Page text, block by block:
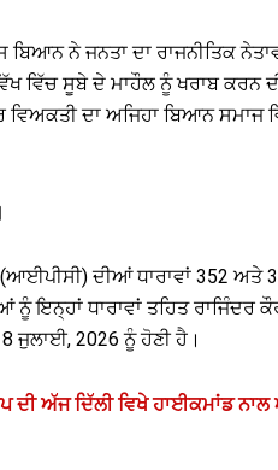
ਨੇ ਜਨਤਾ ਦਾ ਰਾਜਨੀਤਿਕ
ਵਿੱਚ ਸੂਬੇ ਦੇ ਮਾਹੌਲ ਨੂੰ ਖਰਾਬ
ਵਿਅਕਤੀ ਦਾ ਅਜਿਹਾ ਬਿਆਨ
(ਆਈਪੀਸੀ) ਦੀਆਂ ਧਾਰਾਵਾਂ 352
ਇਨ੍ਹਾਂ ਧਾਰਾਵਾਂ ਤਹਿਤ ਰਾਜਿੰਦਰ
ਜੁਲਾਈ, 2026 ਨੂੰ ਹੋਣੀ ਹੈ।
ਦੀ ਅੱਜ ਦਿੱਲੀ ਵਿਖੇ ਹਾਈਕਮਾਂਡ